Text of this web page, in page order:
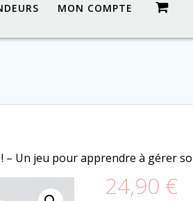
MON COMPTE
– Un jeu pour apprendre à gérer
24,90 €